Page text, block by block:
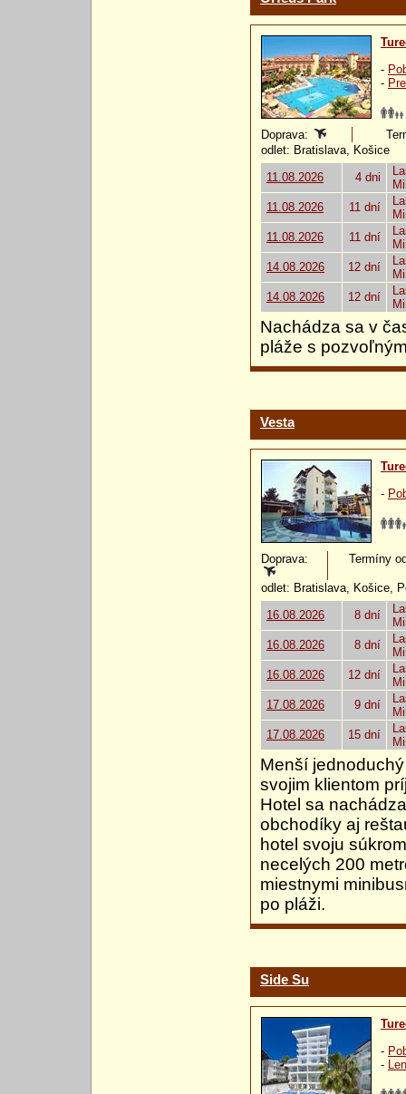
-
-
Doprava:
odlet: Bratislava, Košice
11.08.2026
4 dni
11.08.2026
11 dní
11.08.2026
11 dní
14.08.2026
12 dní
14.08.2026
12 dní
Nachádza sa v
pláže s
Vesta
-
Doprava: Termíny
odlet: Bratislava, Košice,
16.08.2026
8 dní
16.08.2026
8 dní
16.08.2026
12 dní
17.08.2026
9 dní
17.08.2026
15 dní
Menší
svojim klientom
Hotel sa
obchodíky aj
hotel svoju
necelých 200
miestnymi
po pláži.
Side Su
-
-